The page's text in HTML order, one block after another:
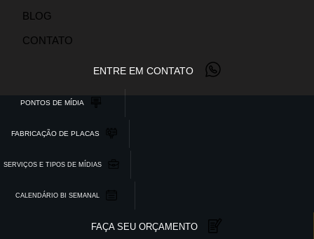
BLOG
CONTATO
ENTRE EM CONTATO
PONTOS DE MÍDIA
FABRICAÇÃO DE PLACAS
SERVIÇOS E TIPOS DE MÍDIAS
CALENDÁRIO BI SEMANAL
FAÇA SEU ORÇAMENTO